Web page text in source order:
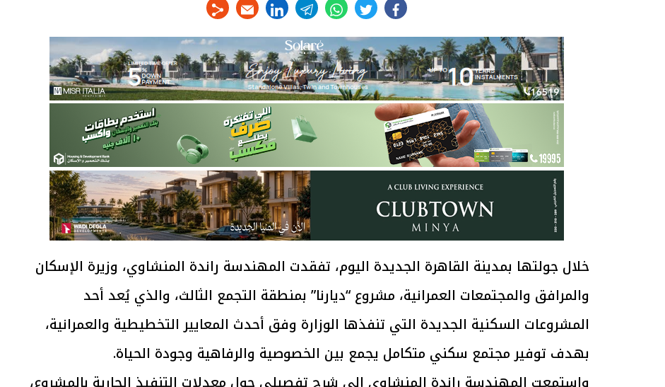
facebook
twitter
whats
telegram
linkedin
خلال جولتها بمدينة القاهرة الجديدة اليوم، تفقدت المهندسة راندة المنشاوي، وزيرة الإسكان
والمرافق والمجتمعات العمرانية، مشروع “ديارنا” بمنطقة التجمع الثالث، والذي يُعد أحد
المشروعات السكنية الجديدة التي تنفذها الوزارة وفق أحدث المعايير التخطيطية والعمرانية،
بهدف توفير مجتمع سكني متكامل يجمع بين الخصوصية والرفاهية وجودة الحياة.